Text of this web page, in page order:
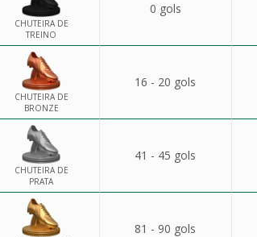
CHUTEIRA DE
TREINO
0 gols
CHUTEIRA DE
BRONZE
16 - 20 gols
CHUTEIRA DE
PRATA
41 - 45 gols
81 - 90 gols